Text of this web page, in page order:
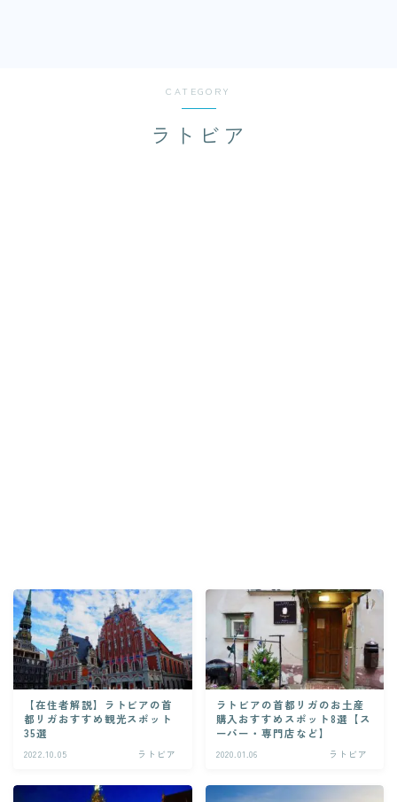
CATEGORY
ラトビア
【在住者解説】ラトビアの首
都リガおすすめ観光スポット
35選
2022.10.05 ラトビア
ラトビアの首都リガのお土産
購入おすすめスポット8選【ス
ーパー・専門店など】
2020.01.06 ラトビア